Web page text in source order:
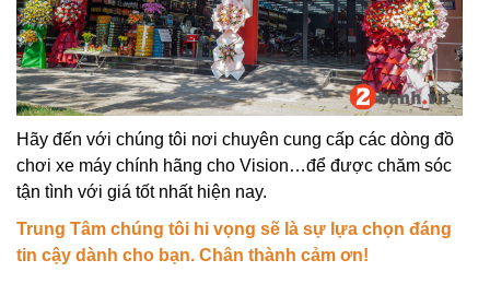
Hãy đến với chúng tôi nơi chuyên cung cấp các dòng đồ
chơi xe máy chính hãng cho Vision…để được chăm sóc
tận tình với giá tốt nhất hiện nay.
Trung Tâm chúng tôi hi vọng sẽ là sự lựa chọn đáng
tin cậy dành cho bạn. Chân thành cảm ơn!